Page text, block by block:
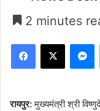
2 minutes
Facebook
X
रायपुर:मुख्यमंत्री श्री